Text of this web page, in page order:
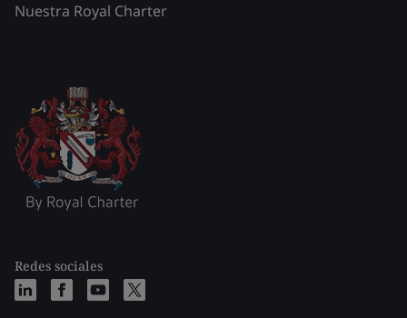
Nuestra Royal Charter
Redes sociales